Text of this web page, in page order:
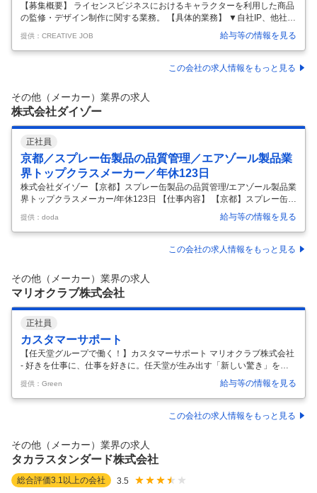
【募集概要】 ライセンスビジネスにおけるキャラクターを利用した商品
の監修・デザイン制作に関する業務。 【具体的業務】 ▼自社IP、他社IP
のライセンスビジネスにおいてデザイナーとして、以下の業務を担って
いただきます。 ・ライセンス許諾企業が制作したデザイン案に対して、
デザイン品質とブランドの一貫性を担保するため、キャラクターの世界
観やレギュレーションに沿っているかのデザイン監修及びそれに付随す
イン制作や商品デザイン制作 【業務の魅力】 有名キャラクターのデザイ
ン制作や監修スキル経験を活かして、キャラクター商品等に関与するこ
とでキ…
提供：CREATIVE JOB 給与等の情報を見る
この会社の求人情報をもっと見る
その他（メーカー）業界の求人
株式会社ダイゾー
正社員
京都／スプレー缶製品の品質管理／エアゾール製品業
界トップクラスメーカー／年休123日
株式会社ダイゾー 【京都】スプレー缶製品の品質管理/エアゾール製品業
界トップクラスメーカー/年休123日 【仕事内容】 【京都】スプレー缶製
品の品質管理/エアゾール製品業界トップクラスメーカー/年休123日 【具
体的な仕事内容】 【基本土日祝休み／丁寧な0JTや指導/品質管理のスキ
ルが身に付く /年間休日123日】 ■業務概要： ドラッグストアやコンビニ
などの店頭に並ぶ大手有名製品の受託生産品の品質管理をお任せしま
品、医薬部外品及び医薬品)を検査し、設計通りの品質であるものを確認
する業務。 ■業務詳細： ・検査工程における機器分
提供：doda 給与等の情報を見る
この会社の求人情報をもっと見る
その他（メーカー）業界の求人
マリオクラブ株式会社
正社員
カスタマーサポート
【任天堂グループで働く！】カスタマーサポート マリオクラブ株式会社
- 好きを仕事に、仕事を好きに。任天堂が生み出す「新しい驚き」を、
覚悟と誇りをもって支える会社です。 仕事内容 お客様に新しい遊びや商
品の魅力を知っていただき、安心して遊んでいただくことを通じて、任
天堂が提供する遊びのファンを増やすことを目指します。 適性を踏ま
え、サービス運営業務もしくはカスタマーサポート業務を担っていただ
ための調査や回答案の準備を行ったりします。 応募資格 【求める⼈物
像】 ・業界の変化や開発チームの多様な要望に応じる中で、前例のない
業務に取…
提供：Green 給与等の情報を見る
この会社の求人情報をもっと見る
その他（メーカー）業界の求人
タカラスタンダード株式会社
総合評価3.1 以上の会社 3.5